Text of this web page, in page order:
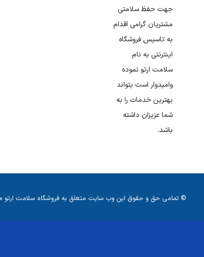
جهت حفظ سلامتی
مشتریان گرامی اقدام
به تاسیس فروشگاه
اینترنتی به نام
سلامت ارتو نموده
وامیدوار است بتواند
بهترین خدمات را به
شما عزیزان داشته
باشد.
© تمامی حق و حقوق این وب سایت متعلق به فروشگاه سلامت ارتو